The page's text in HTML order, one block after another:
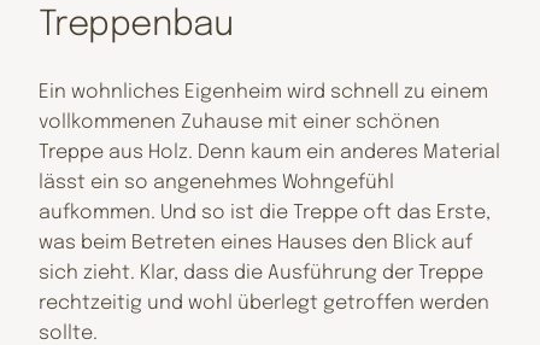
Treppenbau
Ein wohnliches Eigenheim wird schnell zu einem
vollkommenen Zuhause mit einer schönen
Treppe aus Holz. Denn kaum ein anderes Material
lässt ein so angenehmes Wohngefühl
aufkommen. Und so ist die Treppe oft das Erste,
was beim Betreten eines Hauses den Blick auf
sich zieht. Klar, dass die Ausführung der Treppe
rechtzeitig und wohl überlegt getroffen werden
sollte.